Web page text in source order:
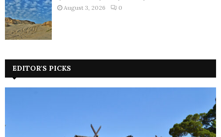
August 3, 2026 0
EDITOR'S PICKS